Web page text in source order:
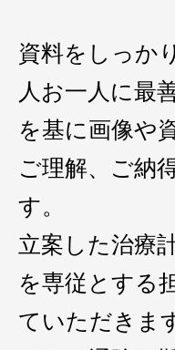
資料をしっか
人お一人に最
を基に画像や
ご理解、ご納
す。
立案した治療
を専従とする
ていただきま